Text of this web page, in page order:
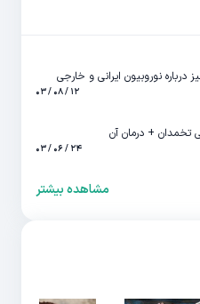
نوروبیون ایرانی و خارجی
۱۲ / ۰۸ / ۰۳
تخمدان + درمان آن
۲۴ / ۰۶ / ۰۳
مشاهده بیشتر